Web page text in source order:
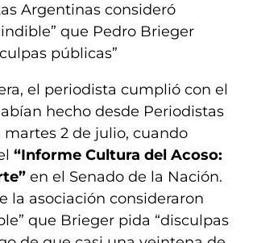
Argentinas consideró
que Pedro Brieger
públicas”
el periodista cumplió con el
hecho desde Periodistas
2 de julio, cuando
“Informe Cultura del Acoso:
en el Senado de la Nación.
la asociación consideraron
que Brieger pida “disculpas